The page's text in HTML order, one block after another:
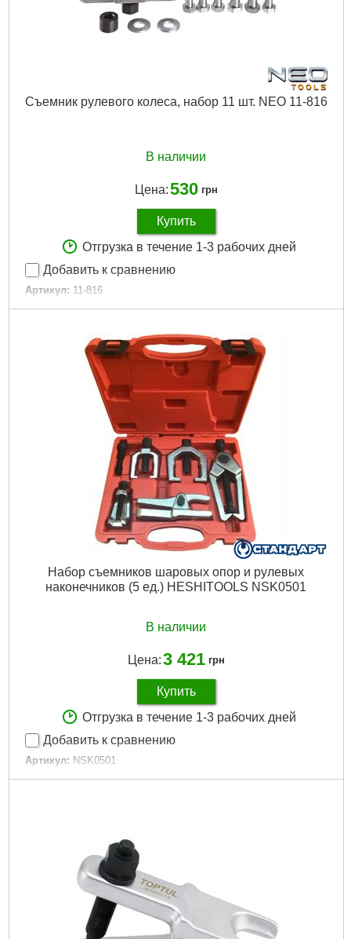
Съемник рулевого колеса, набор 11 шт. NEO 11-816
В наличии
Цена:530 грн
Купить
Отгрузка в течение 1-3 рабочих дней
Добавить к сравнению
Артикул: 11-816
Код товара: 17.42.89
Габариты упаковки: 210x130x20 мм
640 г
Подробнее...
Набор съемников шаровых опор и рулевых
наконечников (5 ед.) HESHITOOLS NSK0501
В наличии
Цена:3 421 грн
Купить
Отгрузка в течение 1-3 рабочих дней
Добавить к сравнению
Артикул: NSK0501
Код товара: 15.06.21
Подробнее...